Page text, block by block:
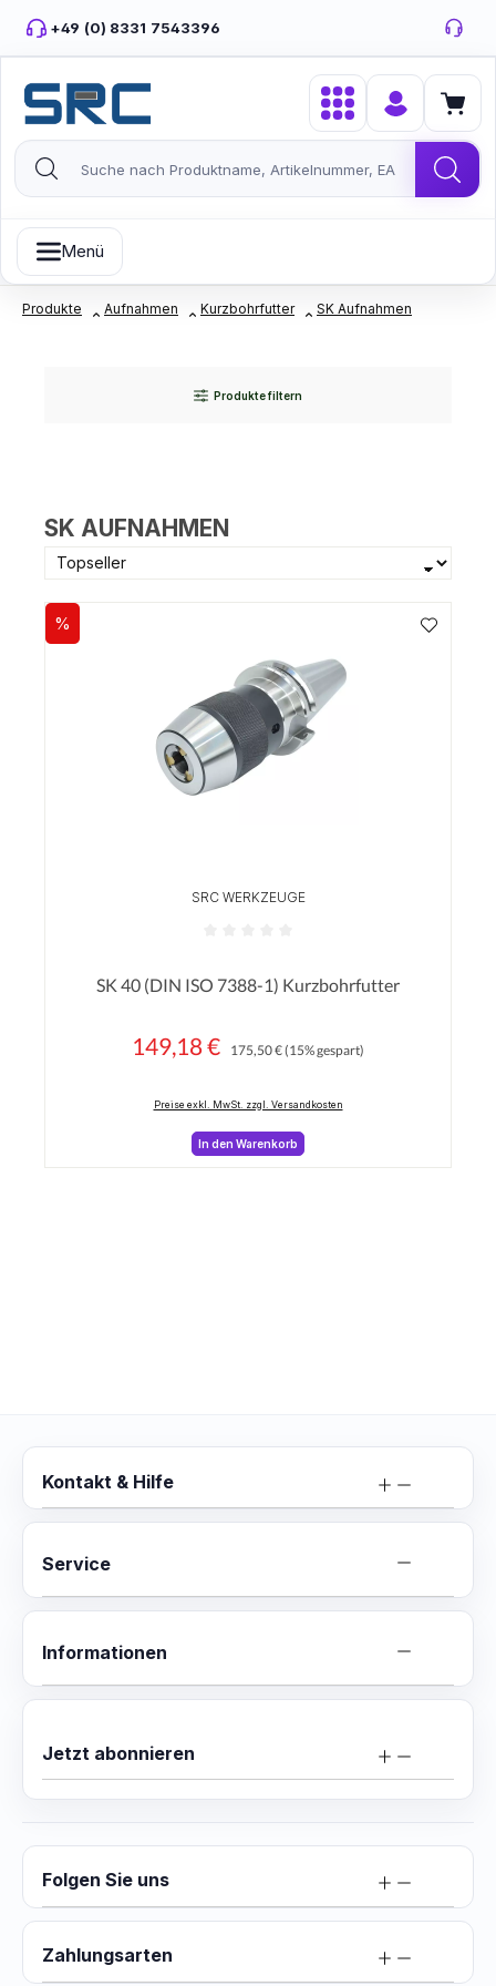
Zum Hauptinhalt springen
+49 (0) 8331 7543396
Menü
Produkte Aufnahmen Kurzbohrfutter SK Aufnahmen
Produkte filtern
SK AUFNAHMEN
Rabatt
%
SRC WERKZEUGE
SK 40 (DIN ISO 7388-1) Kurzbohrfutter
Verkaufspreis:
149,18 € 175,50 €(15% gespart)
Preise exkl. MwSt. zzgl. Versandkosten
In den Warenkorb
Kontakt & Hilfe
Service
Informationen
Jetzt abonnieren
Folgen Sie uns
Zahlungsarten